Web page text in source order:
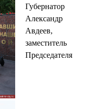
Губернатор
Александр
Авдеев,
заместитель
Председателя